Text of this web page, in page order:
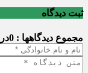
ثبت دیدگاه
مجموع دیدگاهها : 0